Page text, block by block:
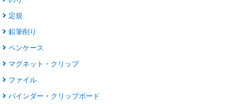
定規
鉛筆削り
ペンケース
マグネット・クリップ
ファイル
バインダー・クリップボード